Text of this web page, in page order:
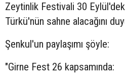
Zeytinlik Festivali 30 Eylül'deki
Türkü'nün sahne alacağını
Şenkul'un paylaşımı şöyle:
"Girne Fest 26 kapsamında: